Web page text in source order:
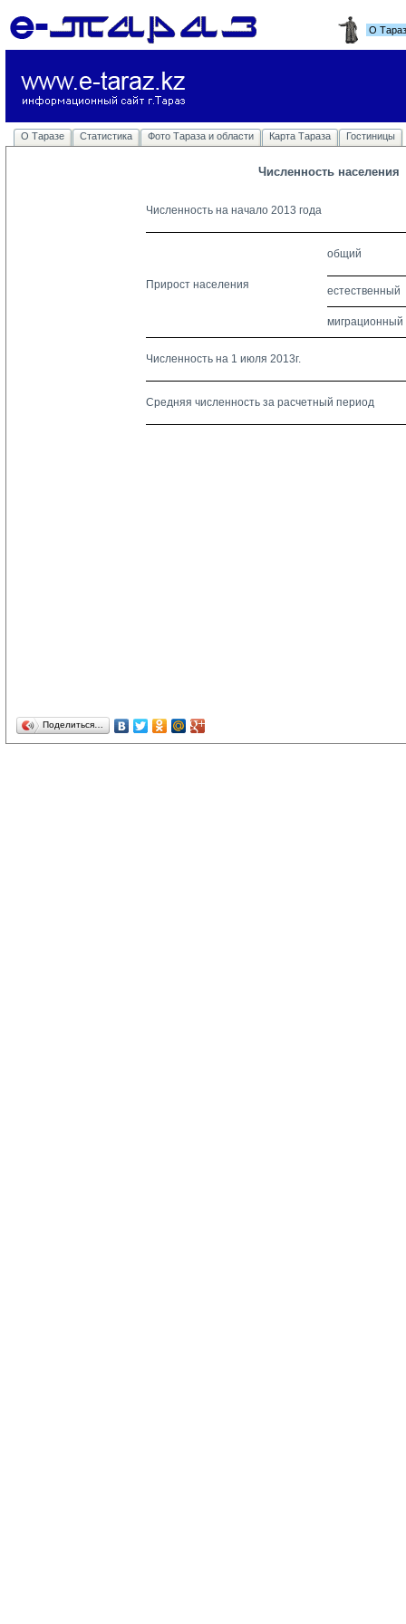
О
О Таразе Статистика Фото Тараза и области Карта Тараза Гостиницы
Численность населения
Численность на начало 2013 года
Прирост населения
общий
естественный
миграционный
Численность на 1 июля 2013г.
Средняя численность за расчетный период
Поделиться…